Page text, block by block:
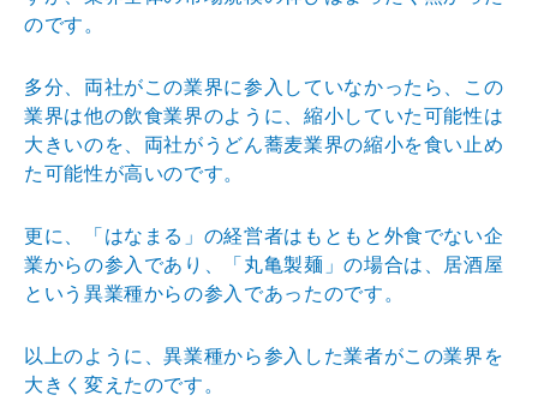
のです。
多分、両社がこの業界に参入していなかったら、この
業界は他の飲食業界のように、縮小していた可能性は
大きいのを、両社がうどん蕎麦業界の縮小を食い止め
た可能性が高いのです。
更に、「はなまる」の経営者はもともと外食でない企
業からの参入であり、「丸亀製麺」の場合は、居酒屋
という異業種からの参入であったのです。
以上のように、異業種から参入した業者がこの業界を
大きく変えたのです。